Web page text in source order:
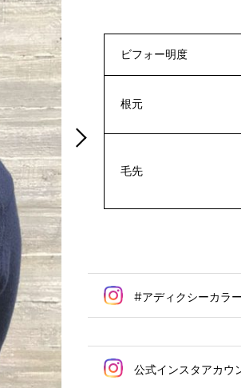
ビフォー明度
根元
毛先
#アディクシーカラー
公式インスタアカ